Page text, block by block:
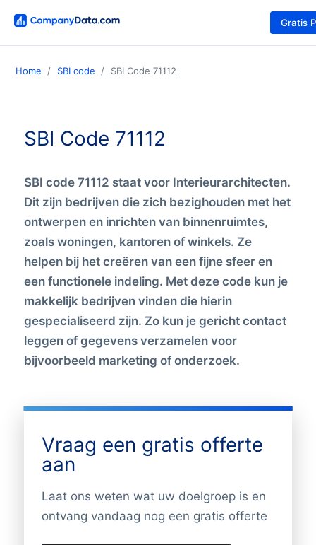
Gratis
Home SBI code SBI Code 71112
SBI Code 71112
SBI code 71112 staat voor Interieurarchitecten.
Dit zijn bedrijven die zich bezighouden met het
ontwerpen en inrichten van binnenruimtes,
zoals woningen, kantoren of winkels. Ze
helpen bij het creëren van een fijne sfeer en
een functionele indeling. Met deze code kun je
makkelijk bedrijven vinden die hierin
gespecialiseerd zijn. Zo kun je gericht contact
leggen of gegevens verzamelen voor
bijvoorbeeld marketing of onderzoek.
Vraag een gratis offerte
aan
Laat ons weten wat uw doelgroep is en
ontvang vandaag nog een gratis offerte